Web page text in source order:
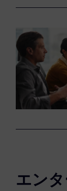
エン